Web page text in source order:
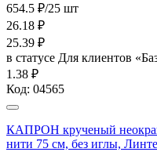
654.5 ₽/25 шт
26.18 ₽
25.39 ₽
в статусе Для клиентов
1.38 ₽
Код: 04565
КАПРОН крученый
нити 75 см, без иглы,